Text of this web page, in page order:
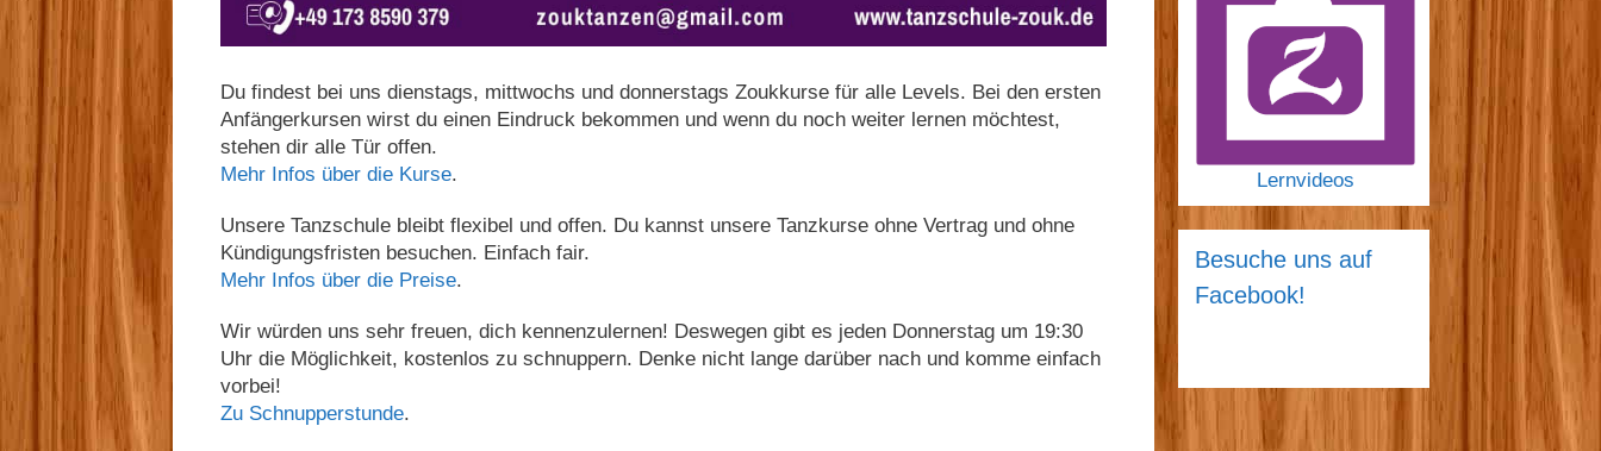
Du findest bei uns dienstags, mittwochs und donnerstags Zoukkurse für alle Levels. Bei den ersten
Anfängerkursen wirst du einen Eindruck bekommen und wenn du noch weiter lernen möchtest,
stehen dir alle Tür offen.
Mehr Infos über die Kurse.
Unsere Tanzschule bleibt flexibel und offen. Du kannst unsere Tanzkurse ohne Vertrag und ohne
Kündigungsfristen besuchen. Einfach fair.
Mehr Infos über die Preise.
Wir würden uns sehr freuen, dich kennenzulernen! Deswegen gibt es jeden Donnerstag um 19:30
Uhr die Möglichkeit, kostenlos zu schnuppern. Denke nicht lange darüber nach und komme einfach
vorbei!
Zu Schnupperstunde.
Lernvideos
Besuche uns auf
Facebook!